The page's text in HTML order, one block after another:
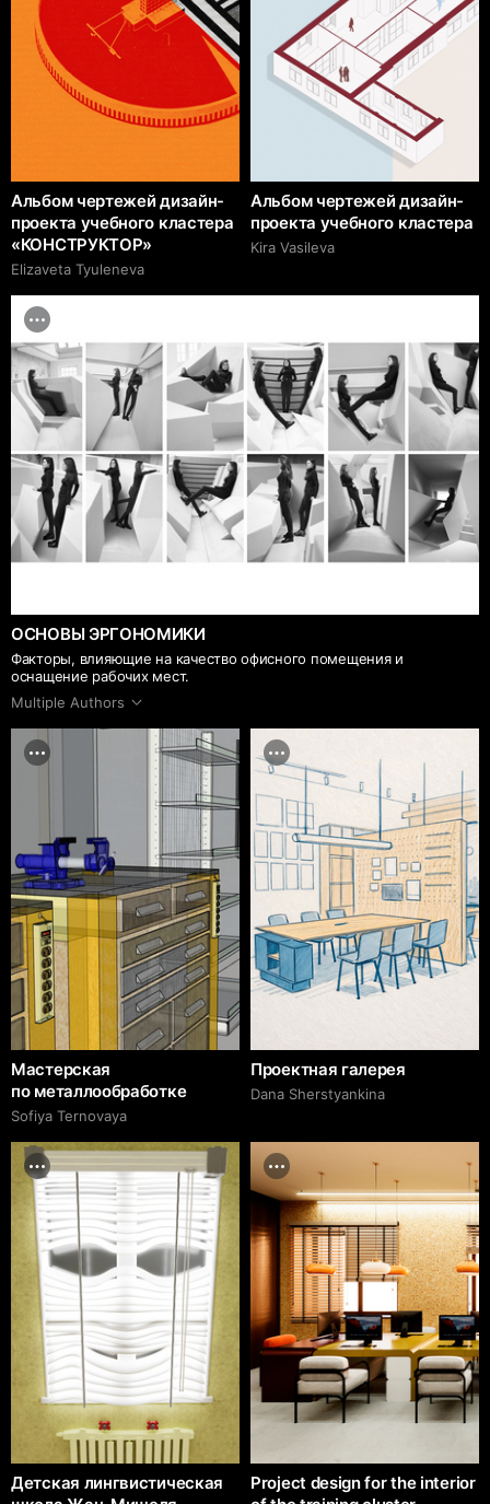
Альбом чертежей дизайн-
проекта учебного кластера
«КОНСТРУКТОР»
Elizaveta Tyuleneva
ОСНОВЫ ЭРГОНОМИКИ
Факторы, влияющие на качество офисного помещения и
оснащение рабочих мест.
Multiple Authors
Альбом чертежей дизайн-
проекта учебного кластера
Kira Vasileva
Мастерская
по металлообработке
Sofiya Ternovaya
Проектная галерея
Dana Sherstyankina
Детская лингвистическая
Project design for the interior